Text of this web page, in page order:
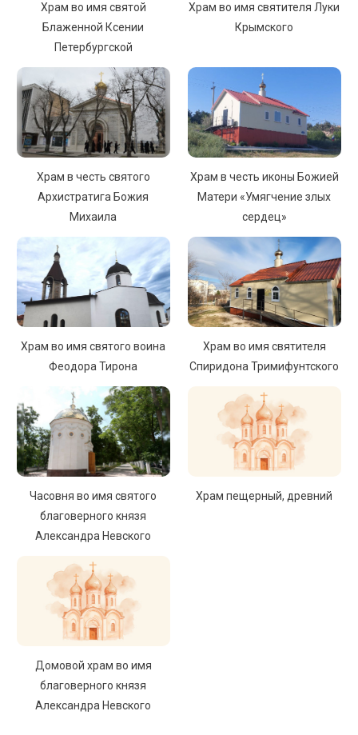
Храм во имя святой
Блаженной Ксении
Петербургской
Храм во имя святителя Луки
Крымского
Храм в честь святого
Архистратига Божия
Михаила
Храм в честь иконы Божией
Матери «Умягчение злых
сердец»
Храм во имя святого воина
Феодора Тирона
Храм во имя святителя
Спиридона Тримифунтского
Часовня во имя святого
благоверного князя
Александра Невского
Храм пещерный, древний
Домовой храм во имя
благоверного князя
Александра Невского